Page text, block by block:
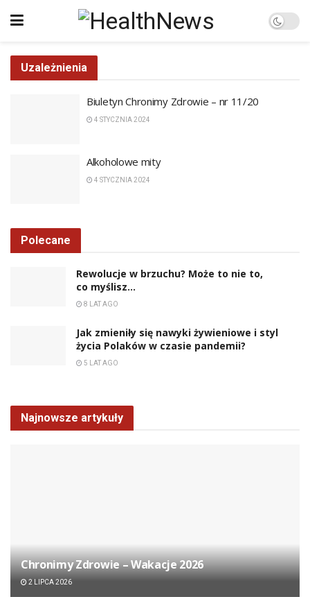
Uzależnienia
Biuletyn Chronimy Zdrowie – nr 11/20
4 STYCZNIA 2024
Alkoholowe mity
4 STYCZNIA 2024
Polecane
Rewolucje w brzuchu? Może to nie to,
co myślisz…
8 LAT AGO
Jak zmieniły się nawyki żywieniowe i styl
życia Polaków w czasie pandemii?
5 LAT AGO
Najnowsze artykuły
Chronimy Zdrowie ­– Wakacje 2026
2 LIPCA 2026